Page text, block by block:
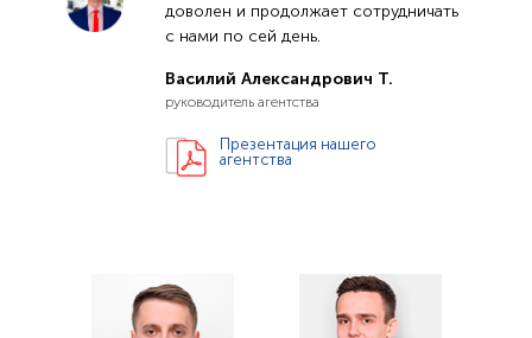
доволен и продолжает сотрудничать
с нами по сей день.
Василий Александрович Т.
руководитель агентства
Презентация нашего
агентства